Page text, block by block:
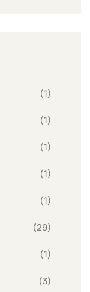
(1)
(1)
(1)
(1)
(1)
(29)
(1)
(3)